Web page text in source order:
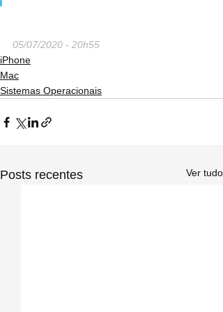
05/07/2020 - 20h55
iPhone
Mac
Sistemas Operacionais
Posts recentes Ver tudo